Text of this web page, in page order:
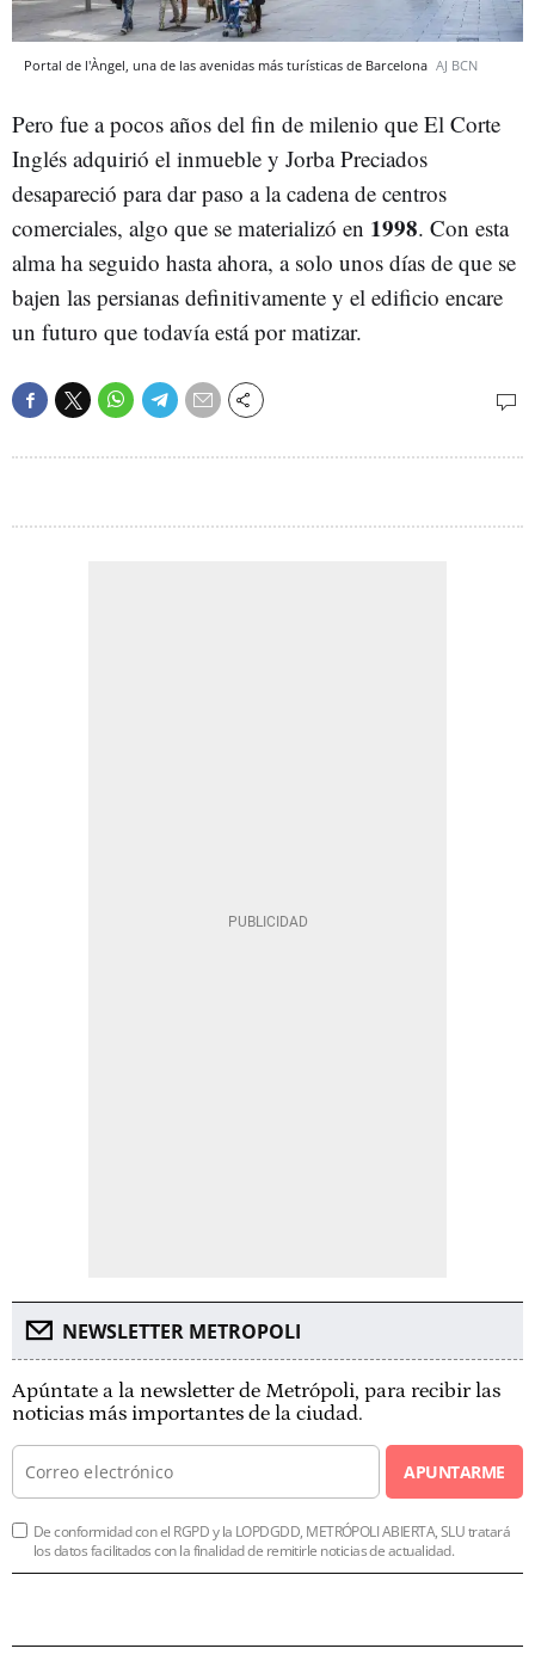
Portal de l'Àngel, una de las avenidas más turísticas de Barcelona AJ BCN
Pero fue a pocos años del fin de milenio que El Corte
Inglés adquirió el inmueble y Jorba Preciados
desapareció para dar paso a la cadena de centros
comerciales, algo que se materializó en 1998. Con esta
alma ha seguido hasta ahora, a solo unos días de que se
bajen las persianas definitivamente y el edificio encare
un futuro que todavía está por matizar.
NEWSLETTER METROPOLI
Apúntate a la newsletter de Metrópoli, para recibir las
noticias más importantes de la ciudad.
APUNTARME
De conformidad con el RGPD y la LOPDGDD, METRÓPOLI ABIERTA, SLU tratará
los datos facilitados con la finalidad de remitirle noticias de actualidad.